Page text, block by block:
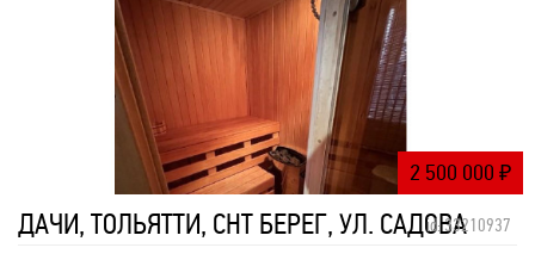
2 500 000 ₽
ДАЧИ, ТОЛЬЯТТИ, СНТ БЕРЕГ, УЛ. САДОВАid: 33210937